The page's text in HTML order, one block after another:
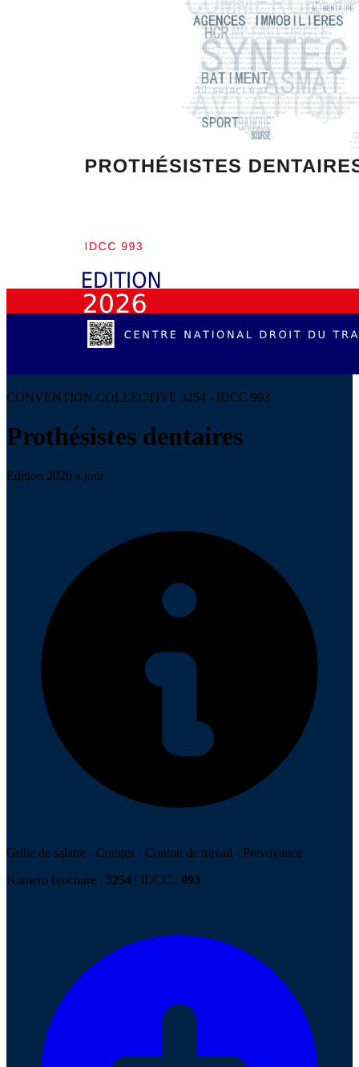
CONVENTION COLLECTIVE 3254 - IDCC 993
Prothésistes dentaires
Edition 2026 a jour
Grille de salaire - Conges - Contrat de travail - Prevoyance
Numero brochure : 3254 | IDCC : 993